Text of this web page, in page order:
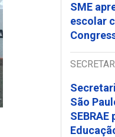
SME
escolar
São